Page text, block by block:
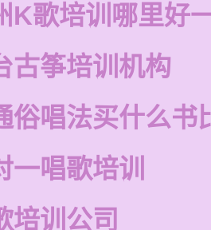
K歌培训哪里好
古筝培训机构
俗唱法买什么书
一唱歌培训
培训公司